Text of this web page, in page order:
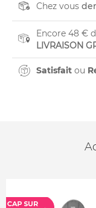
Chez vous
Encore 48 €
LIVRAISON
Satisfait ou